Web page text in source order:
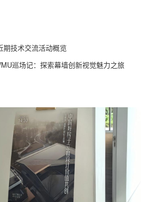
期技术交流活动概览
巡场记：探索幕墙创新视觉魅力之旅